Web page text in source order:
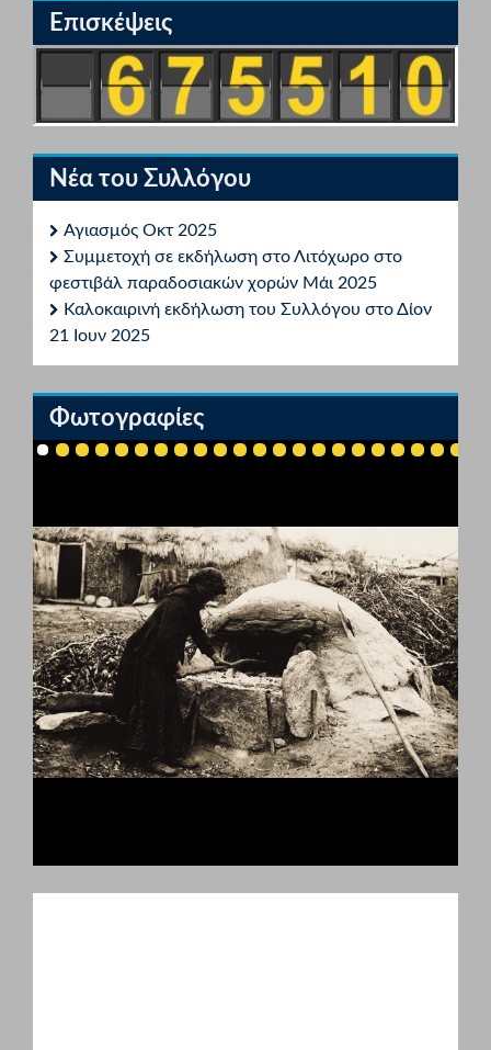
Επισκέψεις
Νέα του Συλλόγου
Αγιασμός Οκτ 2025
Συμμετοχή σε εκδήλωση στο Λιτόχωρο στο
φεστιβάλ παραδοσιακών χορών Μάι 2025
Καλοκαιρινή εκδήλωση του Συλλόγου στο Δίον
21 Ιουν 2025
Φωτογραφίες